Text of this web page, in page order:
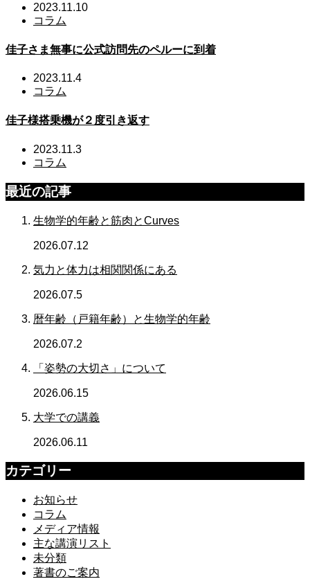
2023.11.10
コラム
佳子さま無事に公式訪問先のペルーに到着
2023.11.4
コラム
佳子様搭乗機が２度引き返す
2023.11.3
コラム
最近の記事
生物学的年齢と筋肉とCurves
2026.07.12
気力と体力は相関関係にある
2026.07.5
暦年齢（戸籍年齢）と生物学的年齢
2026.07.2
「姿勢の大切さ」について
2026.06.15
大学での講義
2026.06.11
カテゴリー
お知らせ
コラム
メディア情報
主な講演リスト
未分類
著書のご案内